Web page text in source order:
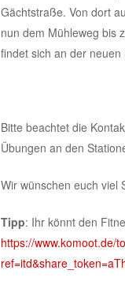
Gächtstraße. Von dort
nun dem Mühleweg bis
findet sich an der
Bitte beachtet die
Übungen an den
Wir wünschen euch viel
Tipp: Ihr könnt den
https://www.komoot.de/